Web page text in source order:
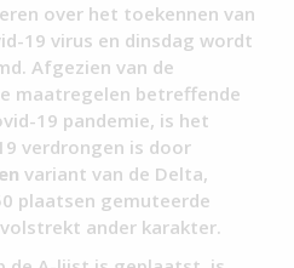
over het toekennen van
19 virus en dinsdag wordt
Afgezien van de
maatregelen betreffende
19 pandemie, is het
verdrongen is door
variant van de Delta,
plaatsen gemuteerde
ander karakter.